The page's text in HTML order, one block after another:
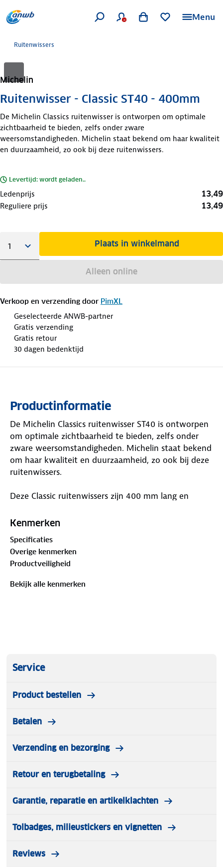
Menu
Ruitenwissers
Michelin
Ruitenwisser - Classic ST40 - 400mm
De Michelin Classics ruitenwisser is ontworpen om optimale
zichtbaarheid te bieden, zelfs onder zware
weersomstandigheden. Michelin staat bekend om haar kwaliteit
en duurzaamheid, zo ook bij deze ruitenwissers.
Levertijd: wordt geladen..
Ledenprijs 13,49
Reguliere prijs 13,49
Plaats in winkelmand
Alleen online
Verkoop en verzending door PimXL
Geselecteerde ANWB-partner
Gratis verzending
Gratis retour
30 dagen bedenktijd
Productinformatie
De Michelin Classics ruitenwisser ST40 is ontworpen
om optimale zichtbaarheid te bieden, zelfs onder
zware weersomstandigheden. Michelin staat bekend
om haar kwaliteit en duurzaamheid, zo ook bij deze
ruitenwissers.
Deze Classic ruitenwissers zijn 400 mm lang en
traditionele haakarmen.
Let op! Deze ruitenwissers worden verkocht
stuk.
Kenmerken
Specificaties
Overige kenmerken
Productveiligheid
Bekijk alle kenmerken
Service
Product bestellen
Betalen
Verzending en bezorging
Retour en terugbetaling
Garantie, reparatie en artikelklachten
Tolbadges, milieustickers en vignetten
Reviews